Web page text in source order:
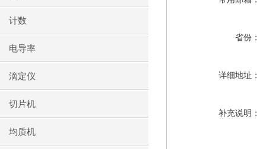
计数
电导率
滴定仪
切片机
均质机
省份：
详细地址：
补充说明：